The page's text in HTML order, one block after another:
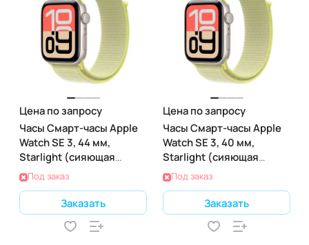
Цена по запросу
Часы Смарт-часы Apple
Watch SE 3, 44 мм,
Starlight (сияющая
звезда), GPS + Cellular
Под заказ
Заказать
Цена по запросу
Часы Смарт-часы Apple
Watch SE 3, 40 мм,
Starlight (сияющая
звезда), GPS + Cellular
Под заказ
Заказать